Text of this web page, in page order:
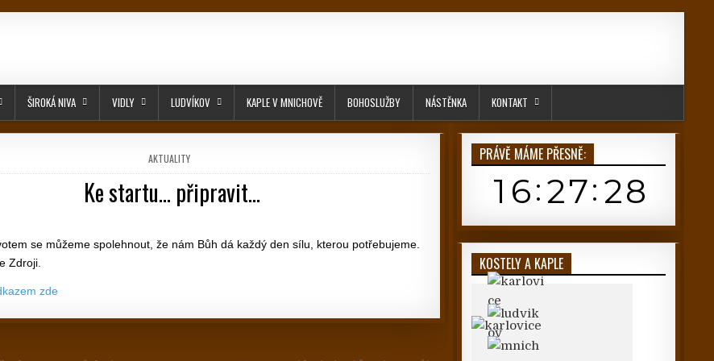
ŠIROKÁ NIVA VIDLY LUDVÍKOV KAPLE V MNICHOVĚ BOHOSLUŽBY NÁSTĚNKA KONTAKT
POSTED IN
AKTUALITY
Ke startu… připravit…
se můžeme spolehnout, že nám Bůh dá každý den sílu, kterou potřebujeme.
Zdroji.
zde
PRÁVĚ MÁME PŘESNĚ:
KOSTELY A KAPLE